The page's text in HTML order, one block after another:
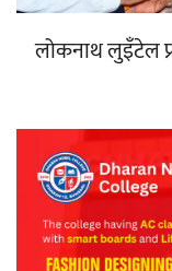
लोकनाथ लुइँटेल